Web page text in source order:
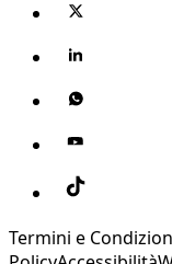
Termini e